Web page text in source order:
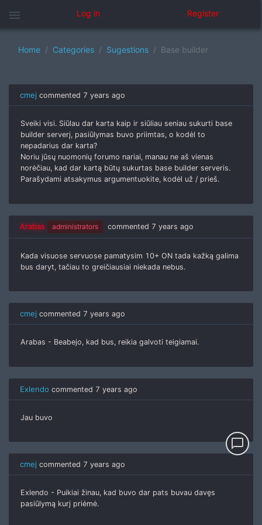
menu Log in Register
Home Categories Sugestions Base builder
cmej commented 7 years ago
Sveiki visi. Siūlau dar karta kaip ir siūliau seniau sukurti base
builder serverį, pasiūlymas buvo priimtas, o kodėl to
nepadarius dar karta?
Noriu jūsų nuomonių forumo nariai, manau ne aš vienas
norėčiau, kad dar kartą būtų sukurtas base builder serveris.
Parašydami atsakymus argumentuokite, kodėl už / prieš.
Arabas administrators commented 7 years ago
Kada visuose servuose pamatysim 10+ ON tada kažką galima
bus daryt, tačiau to greičiausiai niekada nebus.
cmej commented 7 years ago
Arabas - Beabejo, kad bus, reikia galvoti teigiamai.
Exlendo commented 7 years ago
Jau buvo
cmej commented 7 years ago
Exlendo - Puikiai žinau, kad buvo dar pats buvau davęs
pasiūlymą kurį priėmė.
chat_bubble_outline